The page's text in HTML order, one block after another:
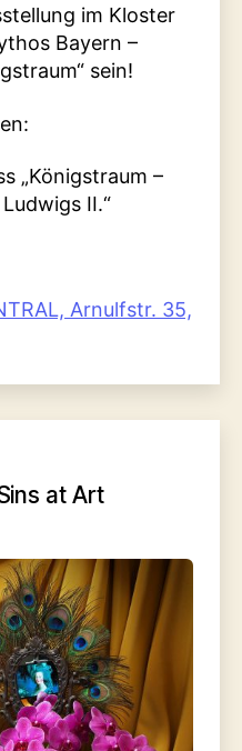
im Kloster
Bayern –
sein!
„Königstraum –
II.“
Arnulfstr. 35,
at Art